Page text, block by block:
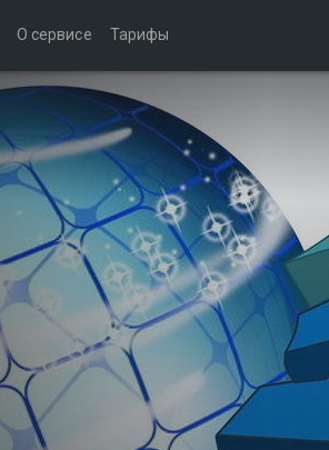
О сервисе Тарифы